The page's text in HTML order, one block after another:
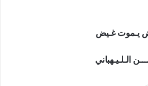
يـموت غـيض
الـلـيـهباني